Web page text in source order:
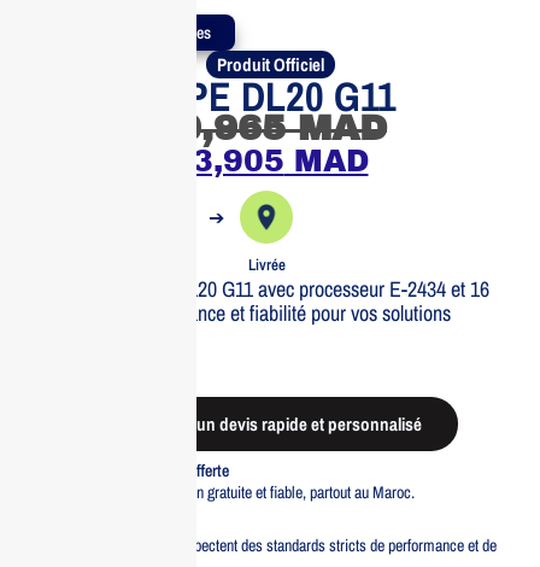
Produits Authentiques
Produit Officiel
Serveur HPE DL20 G11
30,965MAD
23,905 MAD
➔
Livrée
Optez pour le HPE DL20 G11 avec processeur E-2434 et 16
Go de RAM. Performance et fiabilité pour vos solutions
Demander un devis rapide et personnalisé
Livraison standard offerte
Profitez d’une livraison gratuite et fiable, partout au Maroc.
Tous nos produits respectent des standards stricts de performance et de